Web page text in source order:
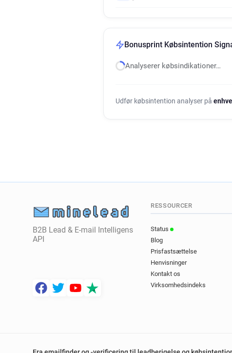
Bonusprint Købsintention
Analyserer købsindikationer…
Udfør købsintention analyser på
B2B Lead & E-mail Intelligens
API
RESSOURCER
Status
Blog
Prisfastsættelse
Henvisninger
Kontakt os
Virksomhedsindeks